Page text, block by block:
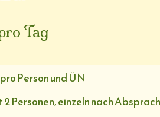
Tag
Person und ÜN
Personen, einzeln nach